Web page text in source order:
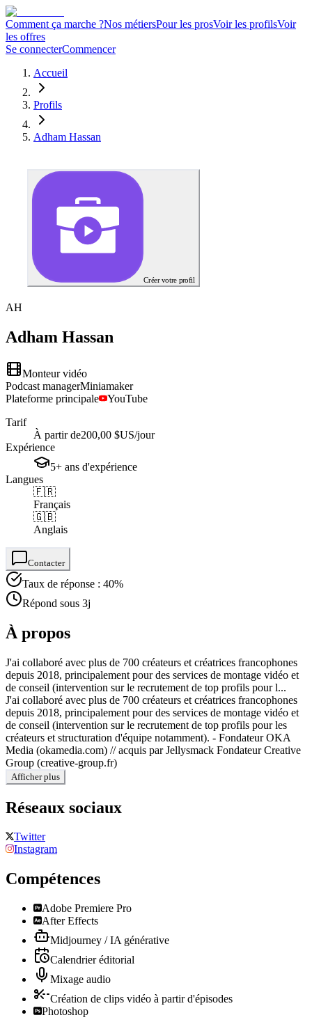
Comment ça marche ?Nos métiersPour les prosVoir les profilsVoir
les offres
Se connecterCommencer
Accueil
Profils
Adham Hassan
Créer votre profil
AH
Adham Hassan
Monteur vidéo
Podcast managerMiniamaker
Plateforme principale
YouTube
Tarif
À partir de200,00 $US/jour
Expérience
5+ ans d'expérience
Langues
🇫🇷
Français
🇬🇧
Anglais
Contacter
Taux de réponse : 40%
Répond sous 3j
À propos
J'ai collaboré avec plus de 700 créateurs et créatrices francophones
depuis 2018, principalement pour des services de montage vidéo et
de conseil (intervention sur le recrutement de top profils pour l...
J'ai collaboré avec plus de 700 créateurs et créatrices francophones
depuis 2018, principalement pour des services de montage vidéo et
de conseil (intervention sur le recrutement de top profils pour les
créateurs et structuration d'équipe notamment). - Fondateur OKA
Media (okamedia.com) // acquis par Jellysmack Fondateur Creative
Group (creative-group.fr)
Afficher plus
Réseaux sociaux
Twitter
Instagram
Compétences
Adobe Premiere Pro
After Effects
Midjourney / IA générative
Calendrier éditorial
Mixage audio
Création de clips vidéo à partir d'épisodes
Photoshop